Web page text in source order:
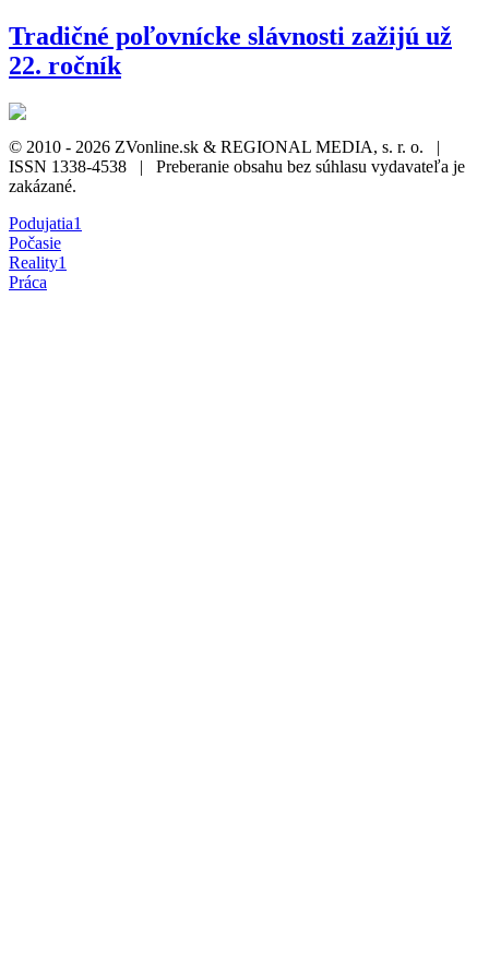
Tradičné poľovnícke slávnosti zažijú už
22. ročník
© 2010 - 2026 ZVonline.sk & REGIONAL MEDIA, s. r. o. |
ISSN 1338-4538 | Preberanie obsahu bez súhlasu vydavateľa je
zakázané.
Podujatia1
Počasie
Reality1
Práca